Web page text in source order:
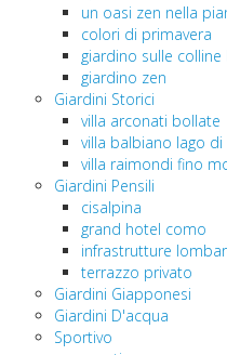
un oasi zen nella
colori di primavera
giardino sulle
giardino zen
Giardini Storici
villa arconati bollate
villa balbiano lago
villa raimondi fino
Giardini Pensili
cisalpina
grand hotel como
infrastrutture
terrazzo privato
Giardini Giapponesi
Giardini D'acqua
Sportivo